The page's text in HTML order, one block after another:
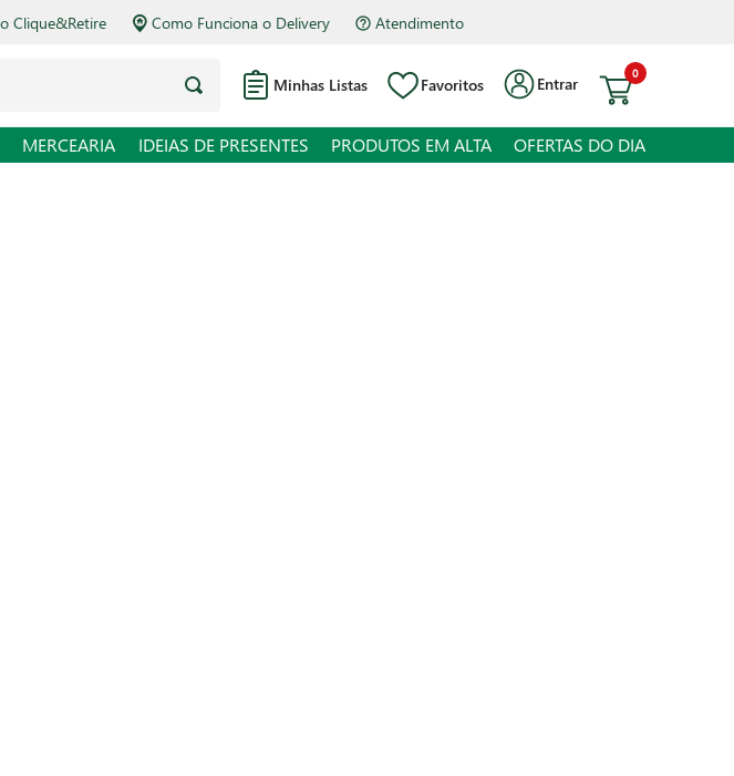
Como Funciona o Delivery Atendimento Hipermercado Bourbon Assis Brasil
Minhas Listas Favoritos Entrar
0
MERCEARIA IDEIAS DE PRESENTES PRODUTOS EM ALTA OFERTAS DO DIA